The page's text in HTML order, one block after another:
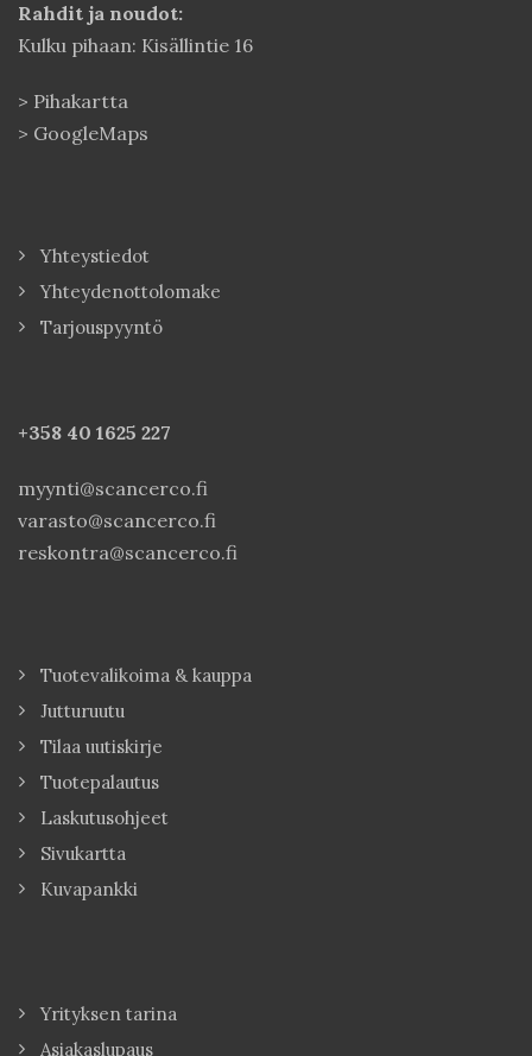
Rahdit ja noudot:
Kulku pihaan: Kisällintie 16
> Pihakartta
> GoogleMaps
Yhteystiedot
Yhteydenottolomake
Tarjouspyyntö
+358 40 1625 227
myynti@scancerco.fi
varasto@scancerco.fi
reskontra@scancerco.fi
Tuotevalikoima & kauppa
Jutturuutu
Tilaa uutiskirje
Tuotepalautus
Laskutusohjeet
Sivukartta
Kuvapankki
Yrityksen tarina
Asiakaslupaus